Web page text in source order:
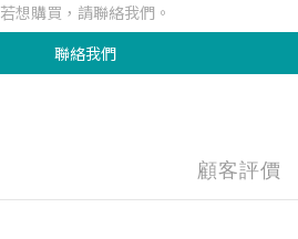
若想購買，請聯絡我們。
聯絡我們
顧客評價